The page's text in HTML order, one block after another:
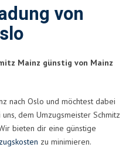
von
Mainz günstig von Mainz
nach Oslo und möchtest dabei
dem Umzugsmeister Schmitz
bieten dir eine günstige
zu minimieren.